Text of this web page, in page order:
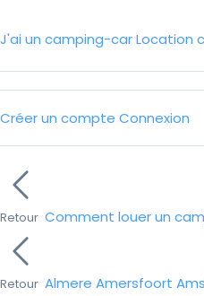
J'ai un camping-carLocation
Créer un compte Connexion
Retour Comment louer un
Retour Almere Amersfoort